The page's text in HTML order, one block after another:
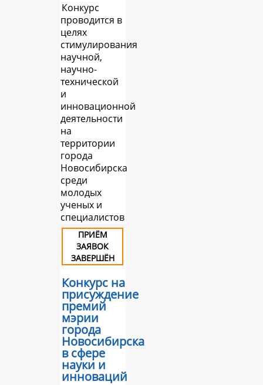
Конкурс
проводится в
целях
стимулирования
научной,
научно-
технической
и
инновационной
деятельности
на
территории
города
Новосибирска
среди
молодых
ученых и
специалистов
ПРИЁМ
ЗАЯВОК
ЗАВЕРШЁН
Конкурс на
присуждение
премий
мэрии
города
Новосибирска
в сфере
науки и
инноваций